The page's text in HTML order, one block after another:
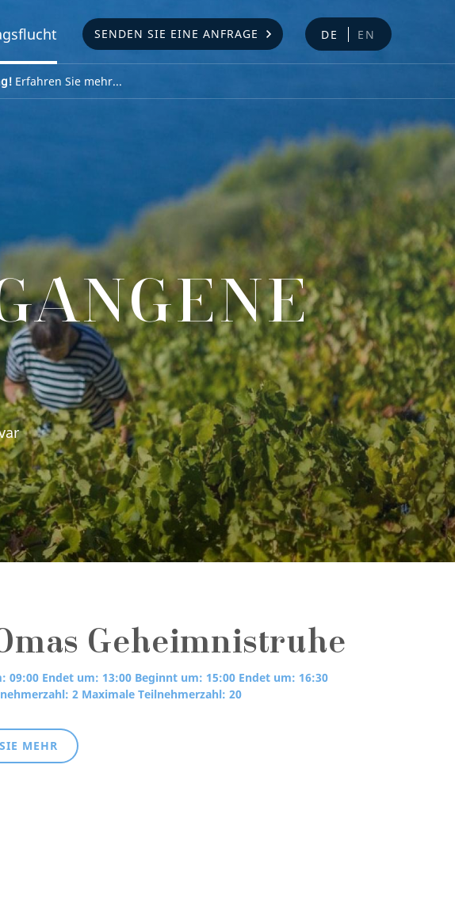
SENDEN SIE EINE ANFRAGE DE EN
Erfahren Sie mehr...
Geheimnistruhe
09:00 Endet um: 13:00 Beginnt um: 15:00 Endet um: 16:30
2 Maximale Teilnehmerzahl: 20
MEHR